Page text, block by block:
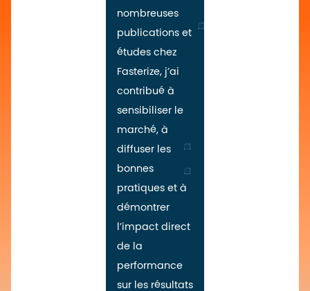
nombreuses
publications et
études chez
Fasterize, j’ai
contribué à
sensibiliser le
marché, à
diffuser les
bonnes
pratiques et à
démontrer
l’impact direct
de la
performance
sur les résultats